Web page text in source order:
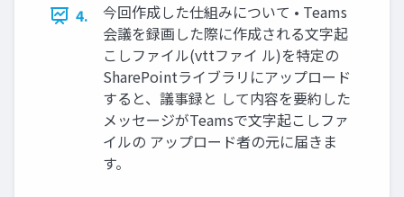
4.
今回作成した仕組みについて • Teams
会議を録画した際に作成される文字起
こしファイル(vttファイ ル)を特定の
SharePointライブラリにアップロード
すると、議事録と して内容を要約した
メッセージがTeamsで文字起こしファ
イルの アップロード者の元に届きま
す。